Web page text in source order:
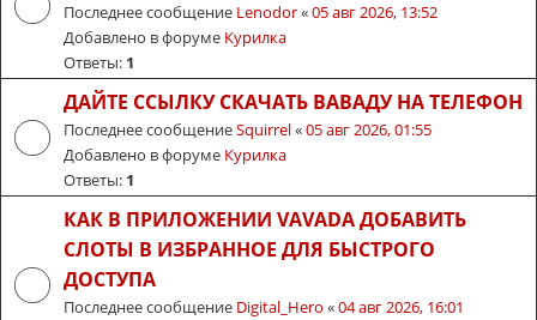
Последнее сообщение Lenodor«05 авг 2026, 13:52
Добавлено в форуме Курилка
Ответы: 1
ДАЙТЕ ССЫЛКУ СКАЧАТЬ ВАВАДУ НА ТЕЛЕФОН
Последнее сообщениеSquirrel«05 авг 2026, 01:55
Добавлено в форуме Курилка
Ответы: 1
КАК В ПРИЛОЖЕНИИ VAVADA ДОБАВИТЬ
СЛОТЫ В ИЗБРАННОЕ ДЛЯ БЫСТРОГО
ДОСТУПА
Последнее сообщение Digital_Hero «04 авг 2026, 16:01